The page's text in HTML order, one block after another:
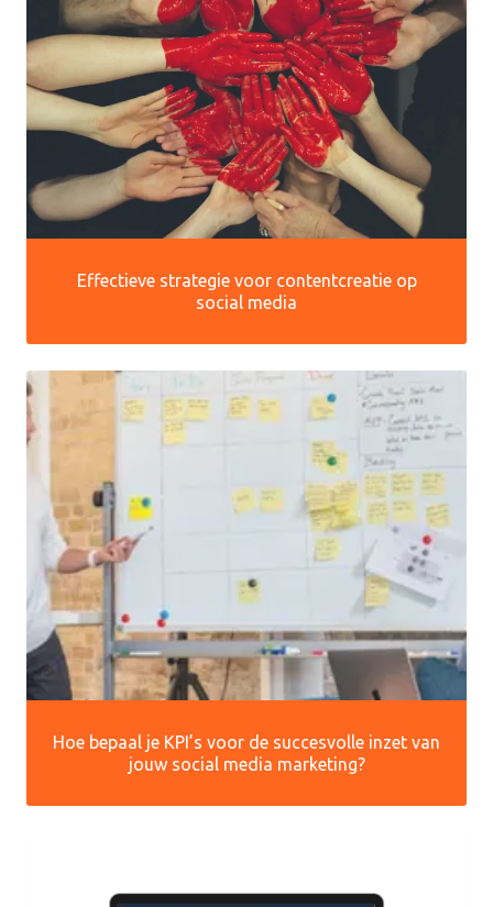
Effectieve strategie voor contentcreatie op
social media
Hoe bepaal je KPI’s voor de succesvolle inzet van
jouw social media marketing?